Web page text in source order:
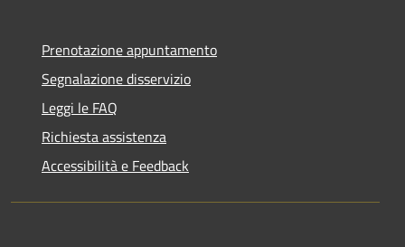
Prenotazione appuntamento
Segnalazione disservizio
Leggi le FAQ
Richiesta assistenza
Accessibilità e Feedback